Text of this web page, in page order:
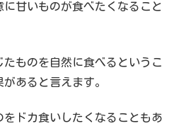
甘いものが食べたくなること
ものを自然に食べるというこ
あると言えます。
ドカ食いしたくなることもあ